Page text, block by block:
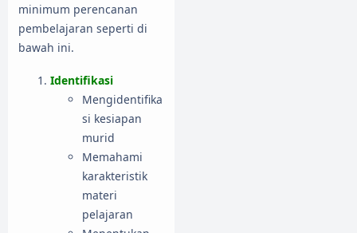
minimum perencanan
pembelajaran seperti di
bawah ini.
Identifikasi
Mengidentifika
si kesiapan
murid
Memahami
karakteristik
materi
pelajaran